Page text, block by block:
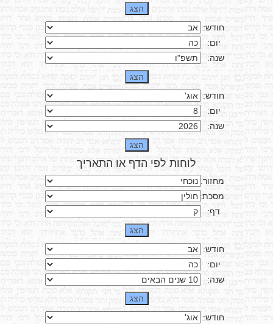
חודש:
יום:
שנה:
חודש:
יום:
שנה:
לוחות לפי הדף או התאריך
מחזור:
מסכת:
דף:
חודש:
יום:
שנה:
חודש: